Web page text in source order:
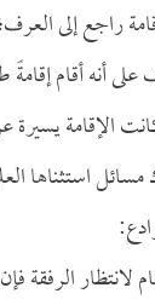
راجع إلى
أنه أقام
الإقامة
استثناها
لانتظار